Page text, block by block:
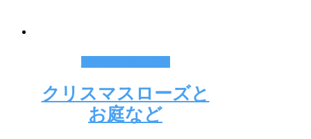
クリスマスローズと
お庭など